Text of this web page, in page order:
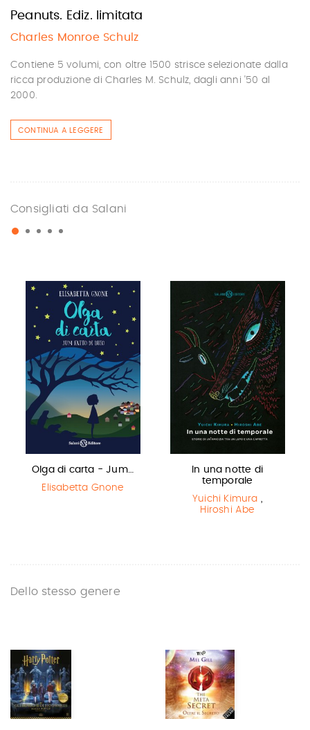
Peanuts. Ediz. limitata
Charles Monroe Schulz
Contiene 5 volumi, con oltre 1500 strisce selezionate dalla
ricca produzione di Charles M. Schulz, dagli anni '50 al
2000.
CONTINUA A LEGGERE
Consigliati da Salani
Olga di carta - Jum…
Elisabetta Gnone
In una notte di
temporale
Yuichi Kimura ,
Hiroshi Abe
Dello stesso genere